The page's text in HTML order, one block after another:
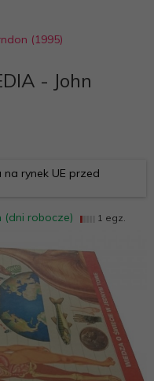
(1995)
- John
rynek UE przed
(dni robocze) 1 egz.